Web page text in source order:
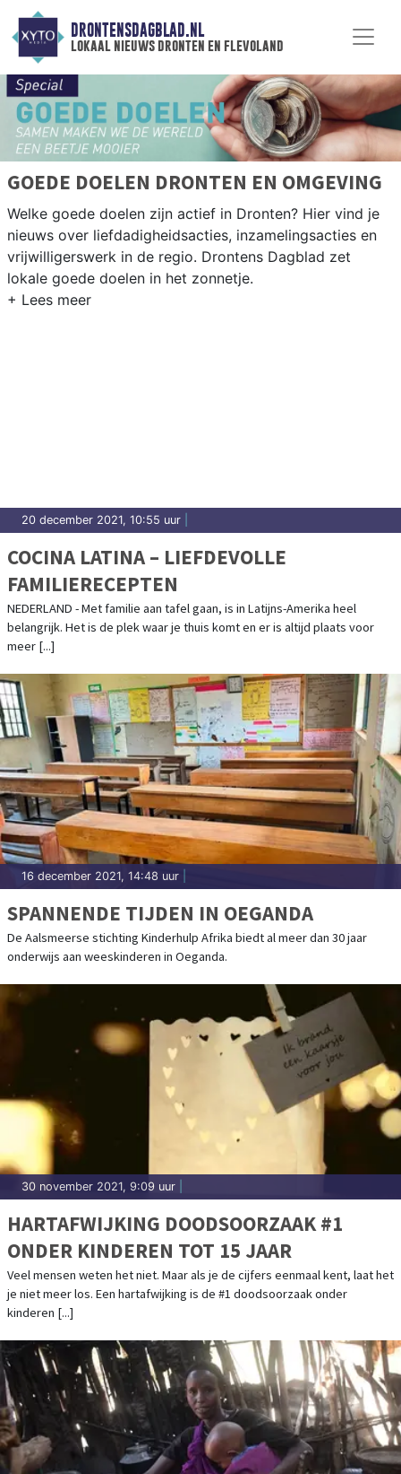
DRONTENSDAGBLAD.NL
lokaal nieuws dronten en flevoland
GOEDE DOELEN DRONTEN EN OMGEVING
Welke goede doelen zijn actief in Dronten? Hier vind je
nieuws over liefdadigheidsacties, inzamelingsacties en
vrijwilligerswerk in de regio. Drontens Dagblad zet
lokale goede doelen in het zonnetje.
20 december 2021, 10:55 uur
COCINA LATINA – LIEFDEVOLLE
FAMILIERECEPTEN
NEDERLAND - Met familie aan tafel gaan, is in Latijns-Amerika heel
belangrijk. Het is de plek waar je thuis komt en er is altijd plaats voor
meer [...]
16 december 2021, 14:48 uur
SPANNENDE TIJDEN IN OEGANDA
De Aalsmeerse stichting Kinderhulp Afrika biedt al meer dan 30 jaar
onderwijs aan weeskinderen in Oeganda.
30 november 2021, 9:09 uur
HARTAFWIJKING DOODSOORZAAK #1
ONDER KINDEREN TOT 15 JAAR
Veel mensen weten het niet. Maar als je de cijfers eenmaal kent, laat het
je niet meer los. Een hartafwijking is de #1 doodsoorzaak onder
kinderen [...]